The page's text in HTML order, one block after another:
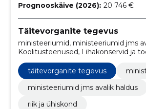
Prognooskäive (2026): 20 746 €
Täitevorganite tegevus
ministeeriumid, ministeeriumid jms
Koolitusteenused, Lihakonservid ja
tangained, Kooritud riis, Kaerahelbed
täitevorganite tegevus
ministeeriumid jms avalik haldus
riik ja ühiskond